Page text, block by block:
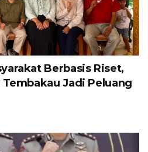
Berbasis Riset,
Tembakau Jadi Peluang